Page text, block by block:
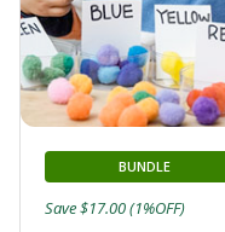
BUNDLE
Save $17.00 (1%OFF)